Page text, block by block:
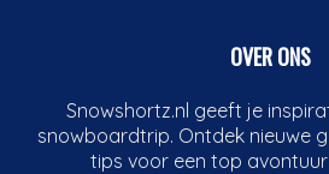
OVER ONS
Snowshortz.nl geeft je
snowboardtrip. Ontdek nieuwe
tips voor een top avontuur